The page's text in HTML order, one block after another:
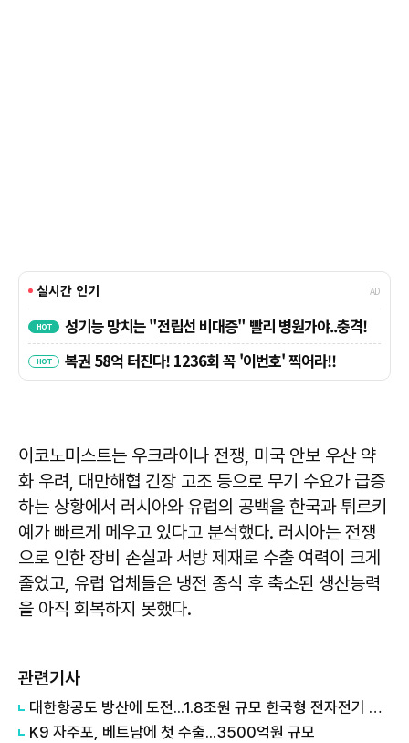
이코노미스트는 우크라이나 전쟁, 미국 안보 우산 약
화 우려, 대만해협 긴장 고조 등으로 무기 수요가 급증
하는 상황에서 러시아와 유럽의 공백을 한국과 튀르키
예가 빠르게 메우고 있다고 분석했다. 러시아는 전쟁
으로 인한 장비 손실과 서방 제재로 수출 여력이 크게
줄었고, 유럽 업체들은 냉전 종식 후 축소된 생산능력
을 아직 회복하지 못했다.
관련기사
대한항공도 방산에 도전...1.8조원 규모 한국형 전자전기 개발 사업 출사표
K9 자주포, 베트남에 첫 수출...3500억원 규모